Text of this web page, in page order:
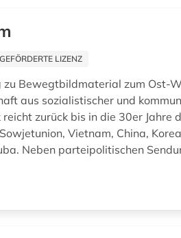
LIZENZ
zu Bewegtbildmaterial zum Ost-
aus sozialistischer und
zurück bis in die 30er Jahre
Vietnam, China,
Neben parteipolitischen